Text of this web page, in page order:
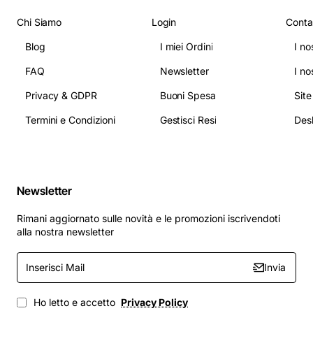
Chi Siamo
Blog
FAQ
Privacy & GDPR
Termini e Condizioni
Login
I miei Ordini
Newsletter
Buoni Spesa
Gestisci Resi
I
I
Newsletter
Rimani aggiornato sulle novità e le promozioni iscrivendoti
alla nostra newsletter
Inserisci
Mail
Invia
Ho letto e accetto Privacy Policy